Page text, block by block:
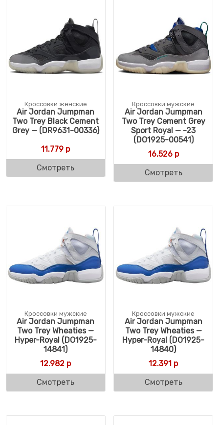
Кроссовки женские
Air Jordan Jumpman
Two Trey Black Cement
Grey — (DR9631-00336)
11.779 р
Смотреть
Кроссовки мужские
Air Jordan Jumpman
Two Trey Cement Grey
Sport Royal — -23
(DO1925-00541)
16.526р
Смотреть
Кроссовки мужские
Air Jordan Jumpman
Two Trey Wheaties —
Hyper-Royal (DO1925-
14841)
12.982 р
Смотреть
Кроссовки мужские
Air Jordan Jumpman
Two Trey Wheaties —
Hyper-Royal (DO1925-
14840)
12.391 р
Смотреть